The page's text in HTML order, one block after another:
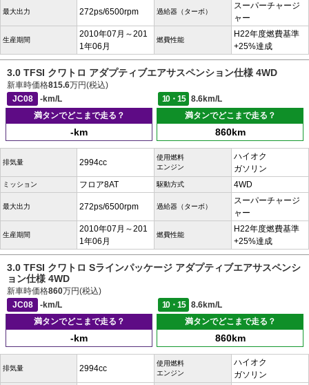
最大出力 272ps/6500rpm 過給器（ターボ）
スーパーチャージ
ャー
生産期間
2010年07月～201
1年06月
燃費性能
H22年度燃費基準
+25%達成
3.0 TFSI クワトロ アダプティブエアサスペンション仕様 4WD
新車時価格815.6万円(税込)
JC08
-km/L 10・15
8.6km/L
満タンでどこまで走る？
-km
満タンでどこまで走る？
860km
排気量 2994cc
使用燃料
エンジン
ハイオク
ガソリン
ミッション フロア8AT 駆動方式 4WD
最大出力 272ps/6500rpm 過給器（ターボ）
スーパーチャージ
ャー
生産期間
2010年07月～201
1年06月
燃費性能
H22年度燃費基準
+25%達成
3.0 TFSI クワトロ Sラインパッケージ アダプティブエアサスペンシ
ョン仕様 4WD
新車時価格860万円(税込)
JC08
-km/L 10・15
8.6km/L
満タンでどこまで走る？
-km
満タンでどこまで走る？
860km
排気量 2994cc
使用燃料
エンジン
ハイオク
ガソリン